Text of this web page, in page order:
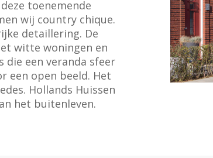
toenemende
wij country chique.
detaillering. De
witte woningen en
die een veranda sfeer
een open beeld. Het
Hollands Huissen
het buitenleven.